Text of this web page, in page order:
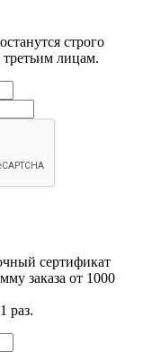
строго
лицам.
сертификат
заказа от 1000
раз.